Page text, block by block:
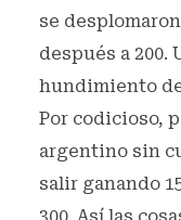
se desplomaron
después a 200.
hundimiento
Por codicioso,
argentino sin
salir ganando